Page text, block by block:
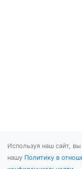
Используя наш сайт,
нашу Политику в